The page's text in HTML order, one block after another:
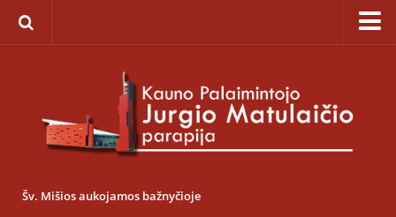
Įkūrimas
Paveikslas „Švč. Mergelės Marijos Ėmimo į dangų”
Šv. Mišios aukojamos bažnyčioje